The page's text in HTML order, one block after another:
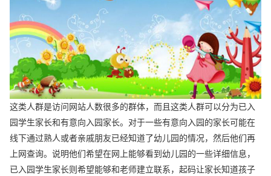
这类人群是访问网站人数很多的群体，而且这类人群可以分为已入
园学生家长和有意向入园家长。对于一些有意向入园的家长可能在
线下通过熟人或者亲戚朋友已经知道了幼儿园的情况，然后他们再
上网查询。说明他们希望在网上能够看到幼儿园的一些详细信息，
已入园学生家长则希望能够和老师建立联系，起码让家长知道孩子